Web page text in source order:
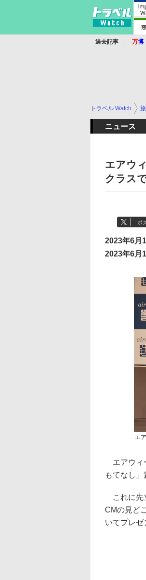
過去記事 万博
トラベル Watch
ニュース
エアウ
クラス
ポ
2023年6月
2023年6月
エ
エアウィ
もてなし
これに先
CMの見ど
いてプレゼ